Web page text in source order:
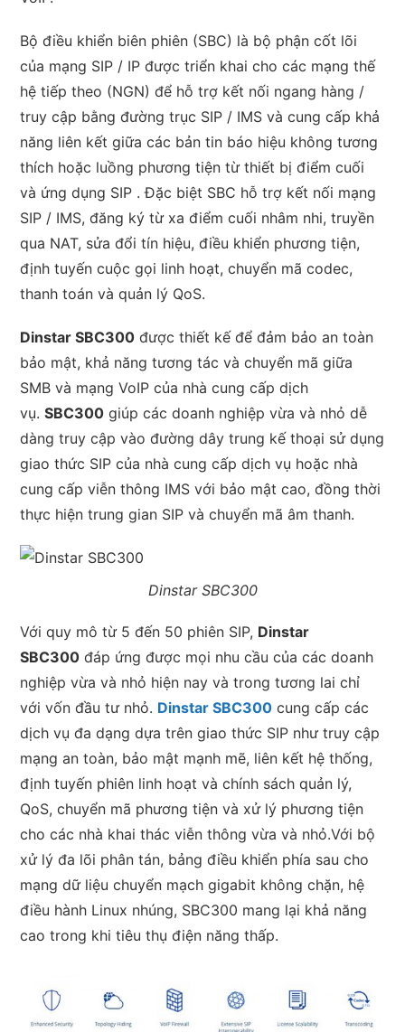
Bộ điều khiển biên phiên (SBC) là bộ phận cốt lõi
của mạng SIP / IP được triển khai cho các mạng thế
hệ tiếp theo (NGN) để hỗ trợ kết nối ngang hàng /
truy cập bằng đường trục SIP / IMS và cung cấp khả
năng liên kết giữa các bản tin báo hiệu không tương
thích hoặc luồng phương tiện từ thiết bị điểm cuối
và ứng dụng SIP . Đặc biệt SBC hỗ trợ kết nối mạng
SIP / IMS, đăng ký từ xa điểm cuối nhâm nhi, truyền
qua NAT, sửa đổi tín hiệu, điều khiển phương tiện,
định tuyến cuộc gọi linh hoạt, chuyển mã codec,
thanh toán và quản lý QoS.
Dinstar SBC300 được thiết kế để đảm bảo an toàn
bảo mật, khả năng tương tác và chuyển mã giữa
SMB và mạng VoIP của nhà cung cấp dịch
vụ.SBC300 giúp các doanh nghiệp vừa và nhỏ dễ
dàng truy cập vào đường dây trung kế thoại sử dụng
giao thức SIP của nhà cung cấp dịch vụ hoặc nhà
cung cấp viễn thông IMS với bảo mật cao, đồng thời
thực hiện trung gian SIP và chuyển mã âm thanh.
Dinstar SBC300
Với quy mô từ 5 đến 50 phiên SIP, Dinstar
SBC300 đáp ứng được mọi nhu cầu của các doanh
nghiệp vừa và nhỏ hiện nay và trong tương lai chỉ
với vốn đầu tư nhỏ. Dinstar SBC300 cung cấp các
dịch vụ đa dạng dựa trên giao thức SIP như truy cập
mạng an toàn, bảo mật mạnh mẽ, liên kết hệ thống,
định tuyến phiên linh hoạt và chính sách quản lý,
QoS, chuyển mã phương tiện và xử lý phương tiện
cho các nhà khai thác viễn thông vừa và nhỏ.Với bộ
xử lý đa lõi phân tán, bảng điều khiển phía sau cho
mạng dữ liệu chuyển mạch gigabit không chặn, hệ
điều hành Linux nhúng, SBC300 mang lại khả năng
cao trong khi tiêu thụ điện năng thấp.